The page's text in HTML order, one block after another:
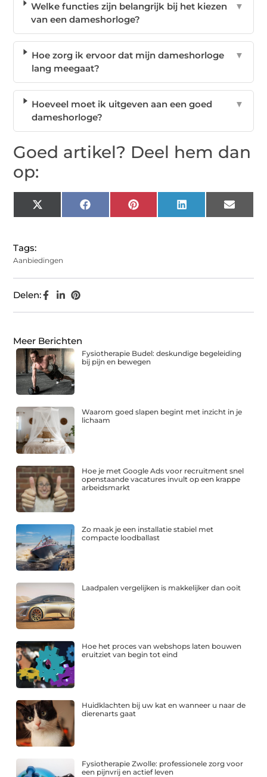
Welke functies zijn belangrijk bij het kiezen
van een dameshorloge?
▼
Hoe zorg ik ervoor dat mijn dameshorloge
lang meegaat?
▼
Hoeveel moet ik uitgeven aan een goed
dameshorloge?
▼
Goed artikel? Deel hem dan
op:
X
(Twitter)
Facebook Pinterest LinkedIn Email
Tags:
Aanbiedingen
Delen:
Meer Berichten
Fysiotherapie Budel: deskundige begeleiding
bij pijn en bewegen
Waarom goed slapen begint met inzicht in je
lichaam
Hoe je met Google Ads voor recruitment snel
openstaande vacatures invult op een krappe
arbeidsmarkt
Zo maak je een installatie stabiel met
compacte loodballast
Laadpalen vergelijken is makkelijker dan ooit
Hoe het proces van webshops laten bouwen
eruitziet van begin tot eind
Huidklachten bij uw kat en wanneer u naar de
dierenarts gaat
Fysiotherapie Zwolle: professionele zorg voor
een pijnvrij en actief leven